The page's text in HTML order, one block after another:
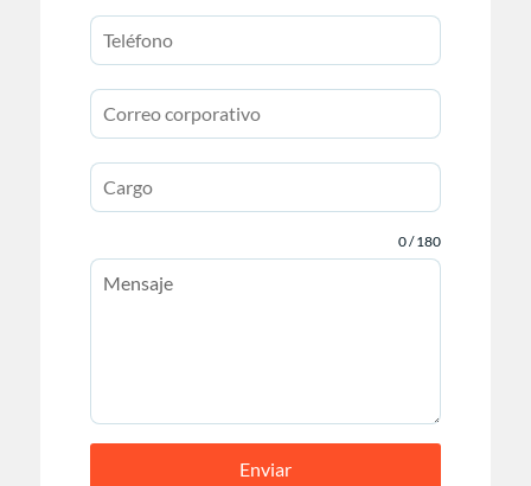
0 / 180
Enviar